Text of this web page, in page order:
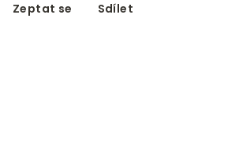
Zeptat se Sdílet